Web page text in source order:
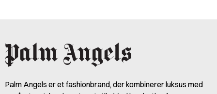
Palm Angels er et fashionbrand, der kombinerer luksus med